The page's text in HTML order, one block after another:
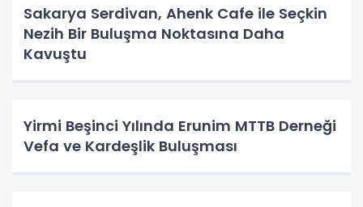
Sakarya Serdivan, Ahenk Cafe ile Seçkin
Nezih Bir Buluşma Noktasına Daha
Kavuştu
Yirmi Beşinci Yılında Erunim MTTB Derneği
Vefa ve Kardeşlik Buluşması